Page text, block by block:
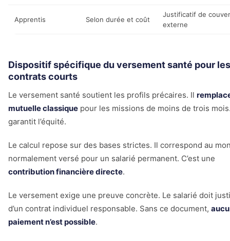
Apprentis Selon durée et coût
Justificatif de
externe
Dispositif spécifique du versement santé pour les
contrats courts
Le versement santé soutient les profils précaires. Il
mutuelle classique pour les missions de moins de trois
garantit l’équité.
Le calcul repose sur des bases strictes. Il correspond au
normalement versé pour un salarié permanent. C’est une
contribution financière directe.
Le versement exige une preuve concrète. Le salarié doit
d’un contrat individuel responsable. Sans ce document,
paiement n’est possible.